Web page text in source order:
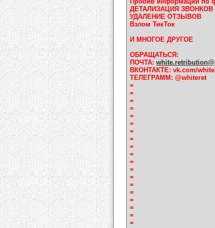
ДЕТАЛИЗАЦИЯ
УДАЛЕНИЕ ОТЗЫВОВ
Взлом ТикТок
И МНОГОЕ ДРУГОЕ
ОБРАЩАТЬСЯ:
ПОЧТА:
ВКОНТАКТЕ: vk.com/
ТЕЛЕГРАММ: @whiteret
=
=
=
=
=
=
=
=
=
=
=
=
=
=
=
=
=
=
=